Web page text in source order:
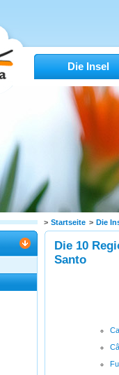
Die Insel
> Startseite > Die
Die 10
Santo